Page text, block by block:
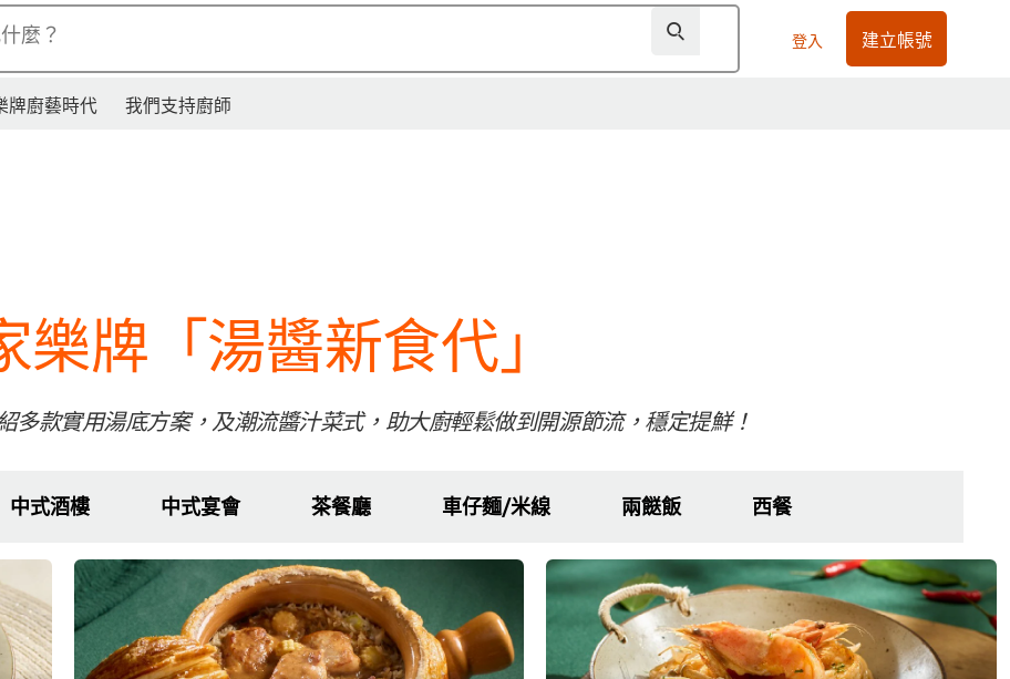
麼？ 登入 建立帳號
牌廚藝時代 我們支持廚師
樂牌「湯醬新食代」
多款實用湯底方案，及潮流醬汁菜式，助大廚輕鬆做到開源節流，穩定提鮮！
中式酒樓 中式宴會 茶餐廳 車仔麵/米線 兩餸飯 西餐